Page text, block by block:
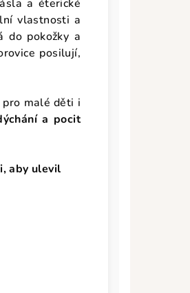
a éterické
vlastnosti a
do pokožky a
posilují,
malé děti i
a pocit
aby ulevil